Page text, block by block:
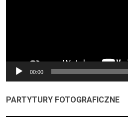
00:00
PARTYTURY FOTOGRAFICZNE